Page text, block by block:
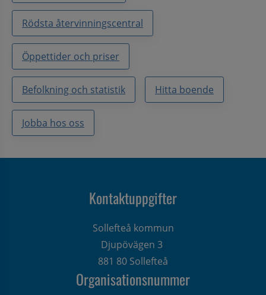
Rödsta återvinningscentral
Öppettider och priser
Befolkning och statistik Hitta boende
Jobba hos oss
Kontaktuppgifter
Sollefteå kommun
Djupövägen 3
881 80 Sollefteå
Organisationsnummer